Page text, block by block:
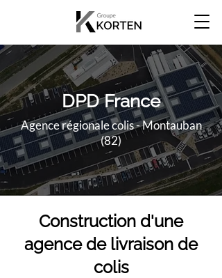
DPD France
Agence régionale colis - Montauban
(82)
Construction d'une
agence de livraison de
colis